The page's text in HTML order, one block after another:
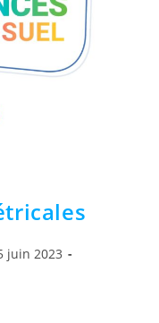
juin 2023